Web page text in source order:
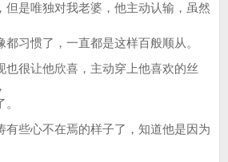
但是唯独对我老婆，他主动认输，虽然
习惯了，一直都是这样百般顺从。
很让他欣喜，主动穿上他喜欢的丝
些心不在焉的样子了，知道他是因为